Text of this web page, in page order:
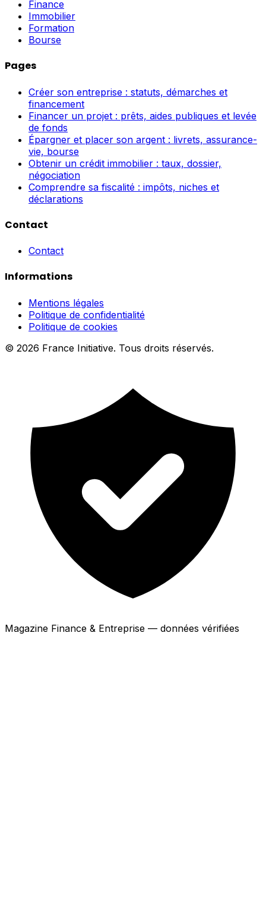
Finance
Immobilier
Formation
Bourse
Pages
Créer son entreprise : statuts, démarches et
financement
Financer un projet : prêts, aides publiques et levée
de fonds
Épargner et placer son argent : livrets, assurance-
vie, bourse
Obtenir un crédit immobilier : taux, dossier,
négociation
Comprendre sa fiscalité : impôts, niches et
déclarations
Contact
Contact
Informations
Mentions légales
Politique de confidentialité
Politique de cookies
© 2026 France Initiative. Tous droits réservés.
Magazine Finance & Entreprise — données vérifiées